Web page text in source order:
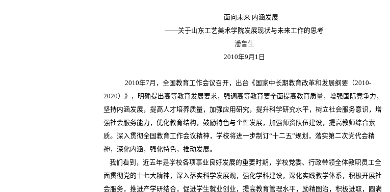
面向未来 内涵发展
——关于山东工艺美术学院发展现状与未来工作的思考
潘鲁生
2010年9月1日
2010年7月，全国教育工作会议召开，出台《国家中长期教育改革和发展纲要（2010-
2020）》，明确提出高等教育发展要求，强调高等教育要全面提高教育质量，增强国际竞争力，
坚持内涵发展，提高人才培养质量，加强应用研究，提升科学研究水平，树立社会服务意识，增
强社会服务能力，优化教育结构，鼓励特色与个性发展，加强师资队伍建设，提高教师综合素
质。深入贯彻全国教育工作会议精神，学校将进一步制订“十二五”规划，落实第二次党代会精
神，深化内涵，强化特色，推动发展。
我们看到，近五年是学校各项事业良好发展的重要时期，学校党委、行政带领全体教职员工全
面贯彻党的十七大精神，深入落实科学发展观，强化学科建设，深化实践教学体系，积极开展社
会服务，推进产学研结合，促进学生就业创业，提高教育管理水平，励精图治，积极进取，圆满